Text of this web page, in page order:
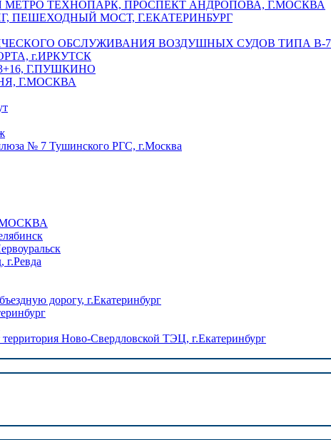
ТЕХНОПАРК, ПРОСПЕКТ АНДРОПОВА, Г.МОСКВА
ПЕШЕХОДНЫЙ МОСТ, Г.ЕКАТЕРИНБУРГ
ОБСЛУЖИВАНИЯ ВОЗДУШНЫХ СУДОВ ТИПА В-
г.ИРКУТСК
Г.ПУШКИНО
Г.МОСКВА
№ 7 Тушинского РГС, г.Москва
г.Ревда
дорогу, г.Екатеринбург
Ново-Свердловской ТЭЦ, г.Екатеринбург